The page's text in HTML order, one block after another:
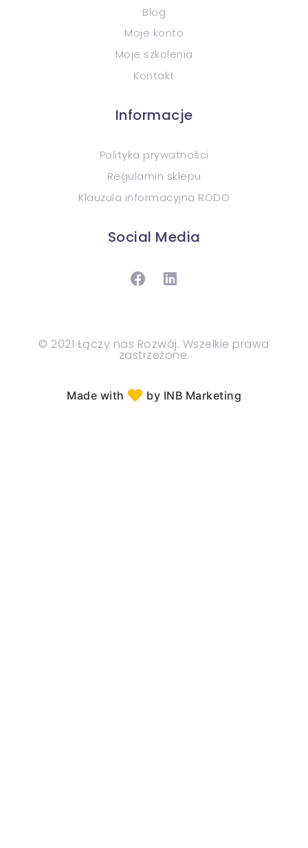
Blog
Moje konto
Moje szkolenia
Kontakt
Informacje
Polityka prywatności
Regulamin sklepu
Klauzula informacyjna RODO
Social Media
© 2021 Łączy nas Rozwój. Wszelkie prawa
zastrzeżone.
Made with ♥︎ by INB Marketing